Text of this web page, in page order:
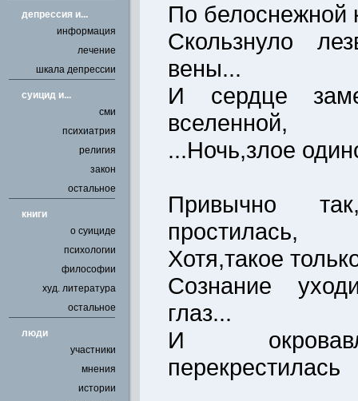
депрессия и...
информация
лечение
шкала депрессии
cуицид и...
сми
психиатрия
религия
закон
остальное
книги
о суициде
психологии
философии
худ. литература
остальное
люди
участники
мнения
истории
По белоснежной
Скользнуло
вены...
И сердце
вселенной,
...Ночь,злое
Привычно
простилась,
Хотя,такое
Сознание
глаз...
И
перекрестилась